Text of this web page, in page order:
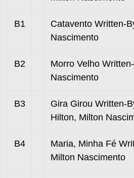
B1
Catavento Written-
Nascimento
B2
Morro Velho
Nascimento
B3
Gira Girou Written-
Hilton, Milton
B4
Maria, Minha Fé
Milton Nascimento